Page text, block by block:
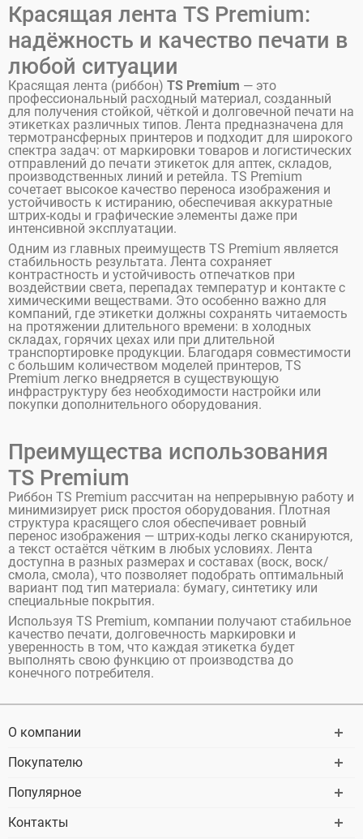
Красящая лента TS Premium:
надёжность и качество печати в
любой ситуации
Красящая лента (риббон) TS Premium — это
профессиональный расходный материал, созданный
для получения стойкой, чёткой и долговечной печати на
этикетках различных типов. Лента предназначена для
термотрансферных принтеров и подходит для широкого
спектра задач: от маркировки товаров и логистических
отправлений до печати этикеток для аптек, складов,
производственных линий и ретейла. TS Premium
сочетает высокое качество переноса изображения и
устойчивость к истиранию, обеспечивая аккуратные
штрих-коды и графические элементы даже при
интенсивной эксплуатации.
Одним из главных преимуществ TS Premium является
стабильность результата. Лента сохраняет
контрастность и устойчивость отпечатков при
воздействии света, перепадах температур и контакте с
химическими веществами. Это особенно важно для
компаний, где этикетки должны сохранять читаемость
на протяжении длительного времени: в холодных
складах, горячих цехах или при длительной
транспортировке продукции. Благодаря совместимости
с большим количеством моделей принтеров, TS
Premium легко внедряется в существующую
инфраструктуру без необходимости настройки или
покупки дополнительного оборудования.
Преимущества использования
TS Premium
Риббон TS Premium рассчитан на непрерывную работу и
минимизирует риск простоя оборудования. Плотная
структура красящего слоя обеспечивает ровный
перенос изображения — штрих-коды легко сканируются,
а текст остаётся чётким в любых условиях. Лента
доступна в разных размерах и составах (воск, воск/
смола, смола), что позволяет подобрать оптимальный
вариант под тип материала: бумагу, синтетику или
специальные покрытия.
Используя TS Premium, компании получают стабильное
качество печати, долговечность маркировки и
уверенность в том, что каждая этикетка будет
выполнять свою функцию от производства до
конечного потребителя.
О компании
Покупателю
Популярное
Контакты